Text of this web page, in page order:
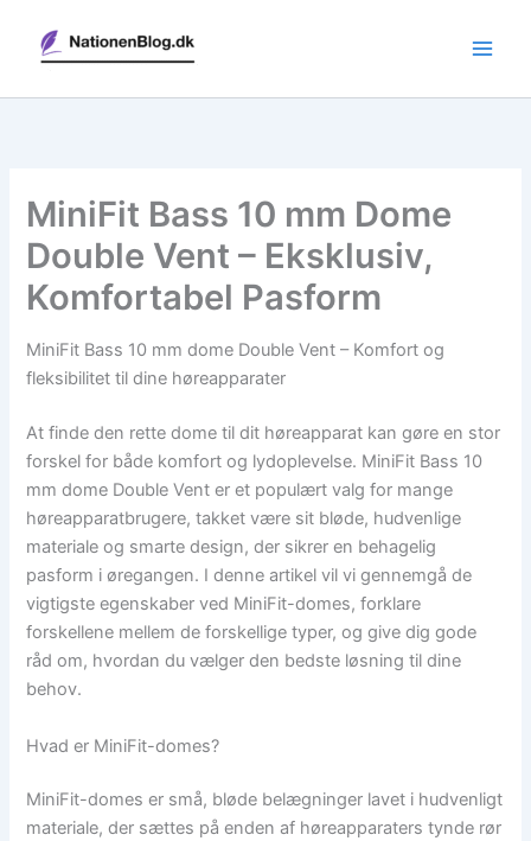
indholdet
MiniFit Bass 10 mm Dome
Double Vent – Eksklusiv,
Komfortabel Pasform
MiniFit Bass 10 mm dome Double Vent – Komfort og
fleksibilitet til dine høreapparater
At finde den rette dome til dit høreapparat kan gøre en stor
forskel for både komfort og lydoplevelse. MiniFit Bass 10
mm dome Double Vent er et populært valg for mange
høreapparatbrugere, takket være sit bløde, hudvenlige
materiale og smarte design, der sikrer en behagelig
pasform i øregangen. I denne artikel vil vi gennemgå de
vigtigste egenskaber ved MiniFit-domes, forklare
forskellene mellem de forskellige typer, og give dig gode
råd om, hvordan du vælger den bedste løsning til dine
behov.
Hvad er MiniFit-domes?
MiniFit-domes er små, bløde belægninger lavet i hudvenligt
materiale, der sættes på enden af høreapparaters tynde rør